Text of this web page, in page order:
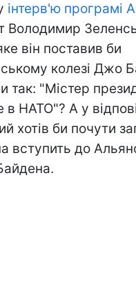
інтерв'ю програмі
Володимир
він поставив би
колезі Джо
так: "Містер
в НАТО"? А у
хотів би почути
вступить до